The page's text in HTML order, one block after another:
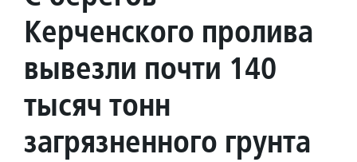
Керченского пролива
вывезли почти 140
тысяч тонн
загрязненного грунта